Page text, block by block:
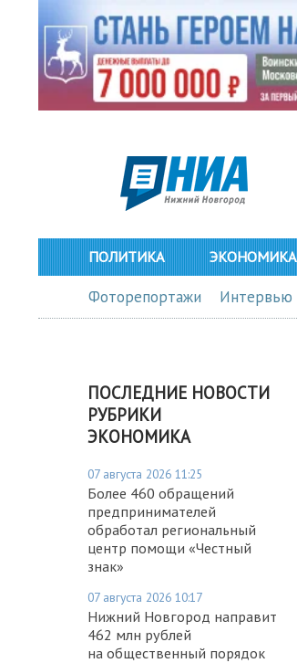
ПОЛИТИКА ЭКОНОМИКА
Фоторепортажи Интервью
ПОСЛЕДНИЕ НОВОСТИ
РУБРИКИ
ЭКОНОМИКА
07 августа 2026 11:25
Более 460 обращений
предпринимателей
обработал региональный
центр помощи «Честный
знак»
07 августа 2026 10:17
Нижний Новгород направит
462 млн рублей
на общественный порядок